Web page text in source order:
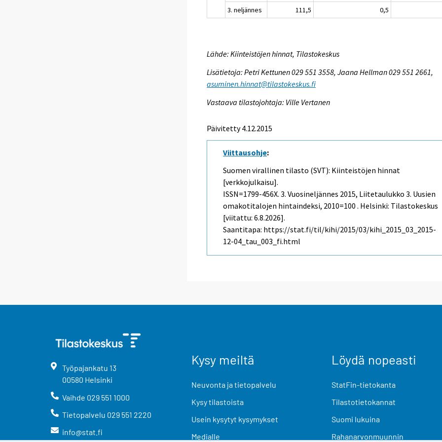
3. neljännes 111,5 0,5
Lähde: Kiinteistöjen hinnat, Tilastokeskus
Lisätietoja: Petri Kettunen 029 551 3558, Jaana Hellman 029 551 2661,
asuminen.hinnat@tilastokeskus.fi
Vastaava tilastojohtaja: Ville Vertanen
Päivitetty 4.12.2015
Viittausohje:
Suomen virallinen tilasto (SVT): Kiinteistöjen hinnat
[verkkojulkaisu].
ISSN=1799-456X.3. Vuosineljännes 2015, Liitetaulukko 3. Uusien
omakotitalojen hintaindeksi, 2010=100 . Helsinki: Tilastokeskus
[viitattu: 6.8.2026].
Saantitapa: https://stat.fi/til/kihi/2015/03/kihi_2015_03_2015-
12-04_tau_003_fi.html
Työpajankatu 13
00580 Helsinki
Vaihde 029 551 1000
Tietopalvelu 029 551 2220
info@stat.fi
Kysy meiltä
Neuvonta ja tietopalvelu
Kysy tilastoista
Usein kysytyt kysymykset
Medialle
Löydä nopeasti
StatFin-tietokanta
Tilastotietokannat
Suomi lukuina
Rahanarvonmuunnin